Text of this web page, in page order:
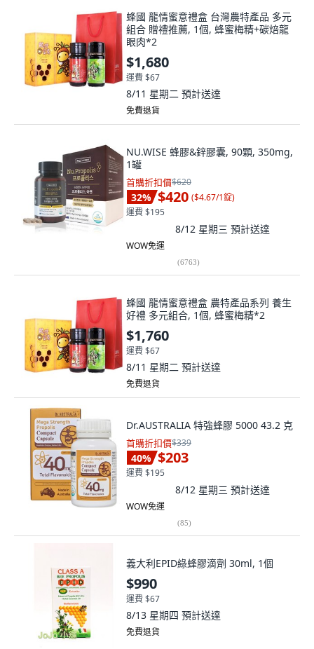
蜂國 龍情蜜意禮盒 台灣農特產品 多元
組合 贈禮推薦, 1個, 蜂蜜梅精+碳焙龍
眼肉*2
$1,680
運費 $67
8/11 星期二 預計送達
免費退貨
NU.WISE 蜂膠&鋅膠囊, 90顆, 350mg,
1罐
首購折扣價$620
32% $420 ($4.67/1錠)
運費 $195
8/12 星期三 預計送達
WOW免運
(6763)
蜂國 龍情蜜意禮盒 農特產品系列 養生
好禮 多元組合, 1個, 蜂蜜梅精*2
$1,760
運費 $67
8/11 星期二 預計送達
免費退貨
Dr.AUSTRALIA 特強蜂膠 5000 43.2 克
首購折扣價$339
40% $203
運費 $195
8/12 星期三 預計送達
WOW免運
(85)
義大利EPID綠蜂膠滴劑 30ml, 1個
$990
運費 $67
8/13 星期四 預計送達
免費退貨